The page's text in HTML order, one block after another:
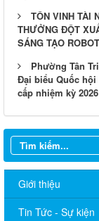
TÔN VINH TÀI
THƯỞNG ĐỘT
SÁNG TẠO
Phường Tân
Đại biểu Quốc hội
cấp nhiệm kỳ 2026
Giới thiệu
Tin Tức - Sự kiện